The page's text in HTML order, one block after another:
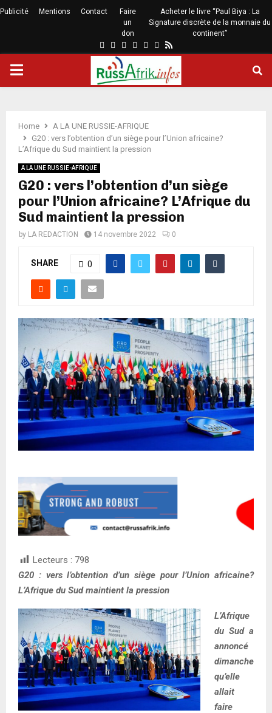
Publicité Mentions Contact
Faire
un
don
Acheter le livre “Paul Biya : La
Signature discrète de la monnaie du
continent”
Home
A LA UNE RUSSIE-AFRIQUE
G20 : vers l’obtention d’un siège pour l’Union africaine?
L’Afrique du Sud maintient la pression
A LA UNE RUSSIE-AFRIQUE
G20 : vers l’obtention d’un siège
pour l’Union africaine? L’Afrique du
Sud maintient la pression
by LA REDACTION 14 novembre 2022 0
SHARE 0
Lecteurs : 798
G20 : vers l’obtention d’un siège pour l’Union africaine?
L’Afrique du Sud maintient la pression
L’Afrique
du Sud a
annoncé
dimanche
qu’elle
allait
faire